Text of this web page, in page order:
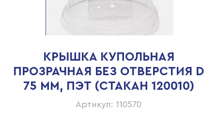
КРЫШКА КУПОЛЬНАЯ
ПРОЗРАЧНАЯ БЕЗ ОТВЕРСТИЯ D
75 ММ, ПЭТ (СТАКАН 120010)
Артикул: 110570